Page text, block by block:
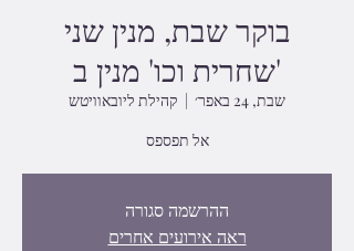
בוקר שבת, מנין שני
'שחרית וכו' מנין ב
שבת, 24 באפר׳
  |
קהילת ליובאוויטש
אל תפספס
ההרשמה סגורה
ראה אירועים אחרים